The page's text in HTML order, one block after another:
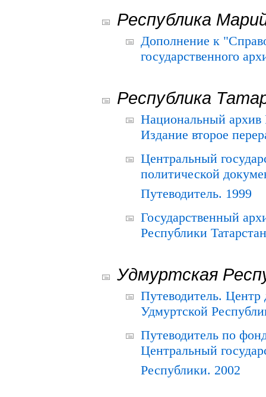
Республика
Дополнение к
государственного
Республика
Национальный архив
Издание второе
Центральный
политической
Путеводитель. 1999
Государственный
Республики
Удмуртская
Путеводитель.
Удмуртской
Путеводитель по
Центральный
Республики. 2002